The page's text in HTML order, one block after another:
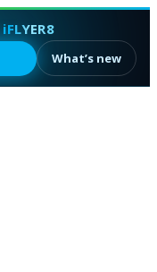
iFLYER8
What’s new